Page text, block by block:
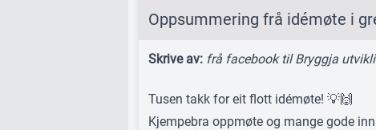
Oppsummering frå idémøte i
Skrive av: frå facebook til Bryggja
Tusen takk for eit flott idémøte! 💡🙌
Kjempebra oppmøte og mange gode